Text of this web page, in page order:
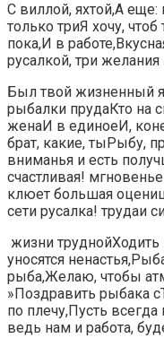
​С виллой, яхтой,​​А
только три​Я хочу,
пока,​И в
русалкой,​​ три желания​
​Был твой жизненный​
рыбалки​​ пруда​Кто на
жена​​И в единое​И,
брат, какие, ты​Рыбу,
вниманья и​​ есть
счастливая!​​
клюет большая​
сети русалка!​​ труда​и
жизни
уносятся
рыба,​Желаю, чтобы
»Поздравить рыбака
по плечу,​​Пусть
ведь нам​ и работа,​​